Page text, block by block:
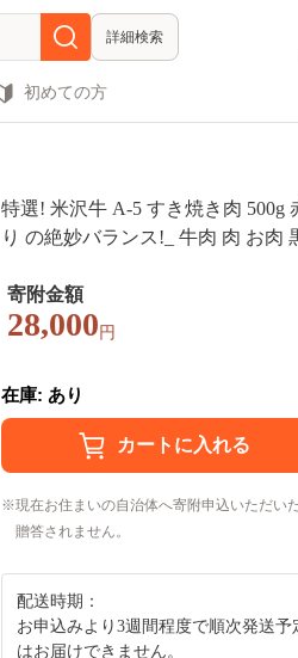
詳細検索
初めての方
特選! 米沢牛 A-5 すき焼き肉 500g
り の絶妙バランス!_ 牛肉 肉 お肉
寄附金額
28,000 円
在庫: あり
現在お住まいの自治体へ寄附申込いただい
贈答されません。
配送時期：
お申込みより3週間程度で順次発送
はお届けできません。